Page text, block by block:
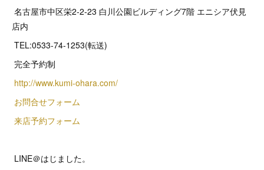
名古屋市中区栄2‐2‐23 白川公園ビルディング7階 エニシア伏見
店内
TEL:0533-74-1253(転送)
完全予約制
http://www.kumi-ohara.com/
お問合せフォーム
来店予約フォーム
LINE＠はじました。